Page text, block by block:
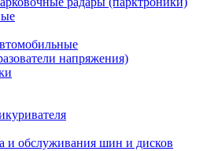
напряжения)
и обслуживания ‎шин и дисков